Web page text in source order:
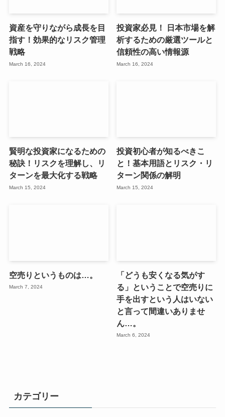
資産を守りながら成長を目
指す！効果的なリスク管理
戦略
March 16, 2024
投資家必見！ 日本市場を解
析するための厳選ツールと
信頼性の高い情報源
March 16, 2024
賢明な投資家になるための
秘訣！リスクを理解し、リ
ターンを最大化する戦略
March 15, 2024
投資初心者が知るべきこ
と！基本用語とリスク・リ
ターン関係の解明
March 15, 2024
空売りというものは…。
March 7, 2024
「どうも安くなる気がす
る」ということで空売りに
手を出すという人はいない
と言って間違いありませ
ん…。
March 6, 2024
カテゴリー